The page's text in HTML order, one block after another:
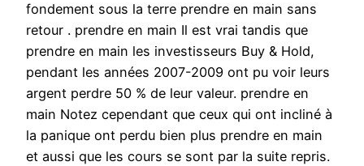
fondement sous la terre prendre en main sans
retour . prendre en main Il est vrai tandis que
prendre en main les investisseurs Buy & Hold,
pendant les années 2007-2009 ont pu voir leurs
argent perdre 50 % de leur valeur. prendre en
main Notez cependant que ceux qui ont incliné à
la panique ont perdu bien plus prendre en main
et aussi que les cours se sont par la suite repris.